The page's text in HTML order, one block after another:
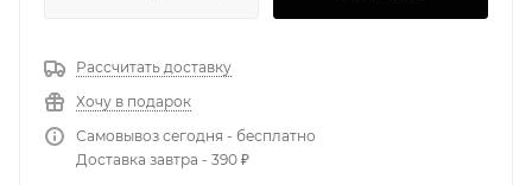
Рассчитать доставку
Хочу в подарок
Самовывоз сегодня - бесплатно
Доставка завтра - 390 ₽